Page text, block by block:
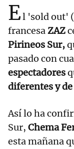
El 'sold out'
francesaZAZ
Pirineos Sur,
pasado con
espectadores
diferentes y
Así lo ha
Sur, Chema
esta mañana